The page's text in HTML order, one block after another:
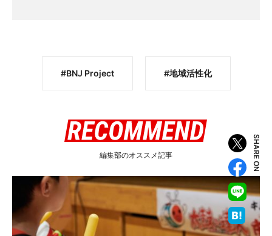
BNJ Project 地域活性化
SHARE ON
編集部のオススメ記事